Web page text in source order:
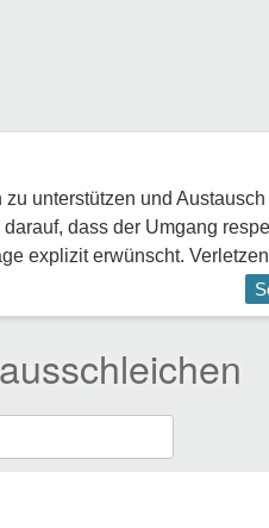
unterstützen und
dass der Umgang
explizit erwünscht.